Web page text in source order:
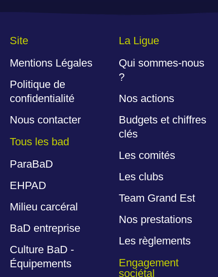
Site
Mentions Légales
Politique de
confidentialité
Nous contacter
Tous les bad
ParaBaD
EHPAD
Milieu carcéral
BaD entreprise
Culture BaD -
Équipements
La Ligue
Qui sommes-nous
?
Nos actions
Budgets et chiffres
clés
Les comités
Les clubs
Team Grand Est
Nos prestations
Les règlements
Engagement
sociétal